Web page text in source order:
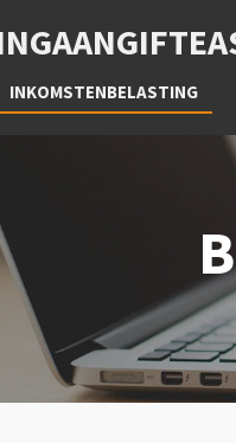
INKOMSTENBELASTING